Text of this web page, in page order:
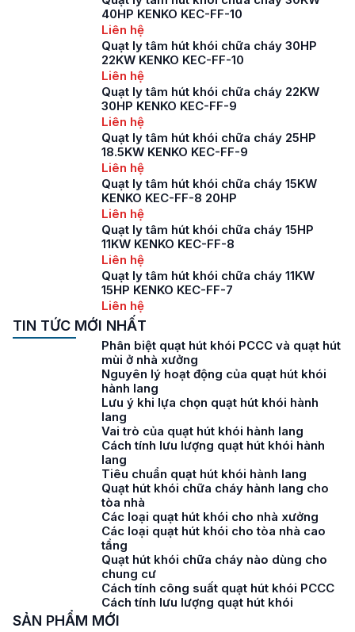
40HP KENKO KEC-FF-10
Liên hệ
Quạt ly tâm hút khói chữa cháy 30HP
22KW KENKO KEC-FF-10
Liên hệ
Quạt ly tâm hút khói chữa cháy 22KW
30HP KENKO KEC-FF-9
Liên hệ
Quạt ly tâm hút khói chữa cháy 25HP
18.5KW KENKO KEC-FF-9
Liên hệ
Quạt ly tâm hút khói chữa cháy 15KW
KENKO KEC-FF-8 20HP
Liên hệ
Quạt ly tâm hút khói chữa cháy 15HP
11KW KENKO KEC-FF-8
Liên hệ
Quạt ly tâm hút khói chữa cháy 11KW
15HP KENKO KEC-FF-7
Liên hệ
TIN TỨC MỚI NHẤT
Phân biệt quạt hút khói PCCC và quạt hút
mùi ở nhà xưởng
Nguyên lý hoạt động của quạt hút khói
hành lang
Lưu ý khi lựa chọn quạt hút khói hành
lang
Vai trò của quạt hút khói hành lang
Cách tính lưu lượng quạt hút khói hành
lang
Tiêu chuẩn quạt hút khói hành lang
Quạt hút khói chữa cháy hành lang cho
tòa nhà
Các loại quạt hút khói cho nhà xưởng
Các loại quạt hút khói cho tòa nhà cao
tầng
Quạt hút khói chữa cháy nào dùng cho
chung cư
Cách tính công suất quạt hút khói PCCC
Cách tính lưu lượng quạt hút khói
SẢN PHẨM MỚI